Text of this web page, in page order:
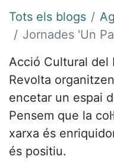
Tots els blogs
Jornades 'Un
Acció Cultural del
Revolta
encetar un espai
Pensem que la
xarxa és
és positiu.